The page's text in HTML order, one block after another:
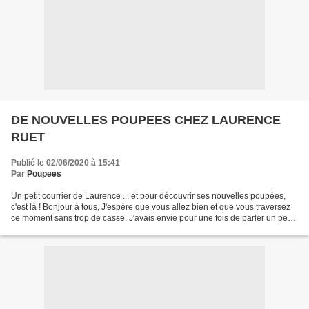
DE NOUVELLES POUPEES CHEZ LAURENCE
RUET
Publié le 02/06/2020 à 15:41
Par Poupees
Un petit courrier de Laurence ... et pour découvrir ses nouvelles poupées,
c'est là ! Bonjour à tous, J'espère que vous allez bien et que vous traversez
ce moment sans trop de casse. J'avais envie pour une fois de parler un peu